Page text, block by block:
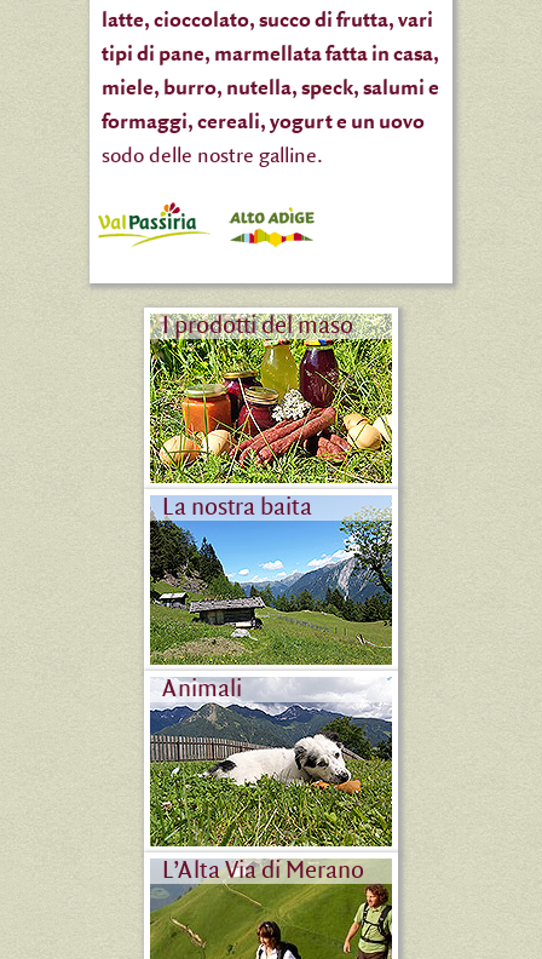
latte, cioccolato, succo di frutta, vari
tipi di pane, marmellata fatta in casa,
miele, burro, nutella, speck, salumi e
formaggi, cereali, yogurt e un uovo
sodo delle nostre galline.
I prodotti del maso
La nostra baita
Animali
L’Alta Via di Merano